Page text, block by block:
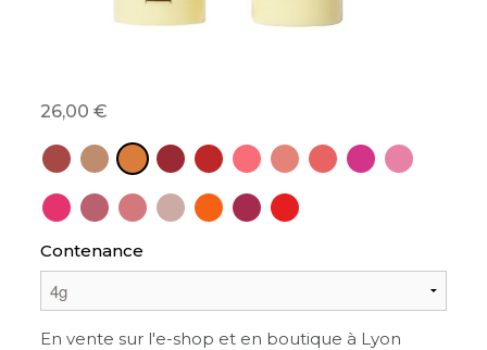
26,00
Contenance
En vente sur l'e-shop et en boutique à Lyon